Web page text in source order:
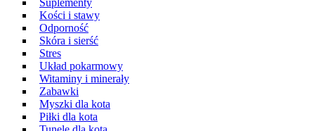
Suplementy
Kości i stawy
Odporność
Skóra i sierść
Stres
Układ pokarmowy
Witaminy i minerały
Zabawki
Myszki dla kota
Piłki dla kota